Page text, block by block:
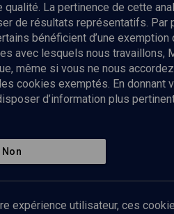
Politique de
personnelles
Mentions
La pertinence de cette
de résultats représentatifs. Par
bénéficient d’une
avec lesquels nous travaillons,
même si vous ne nous
cookies exemptés. En donnant
d’information plus
Non
expérience utilisateur, ces